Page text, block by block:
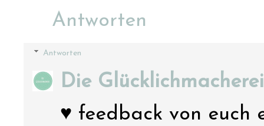
Antworten
Antworten
Die Glücklichmacherei
♥ feedback von euch